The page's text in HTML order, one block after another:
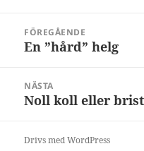
FÖREGÅENDE
Föregående
En ”hård” helg
NÄSTA
Nästa
Noll koll eller
Drivs med WordPress